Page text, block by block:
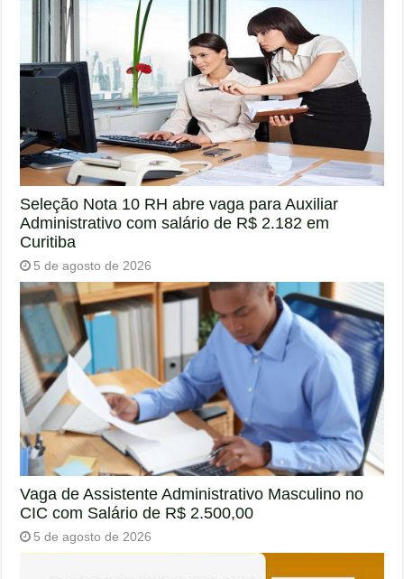
Seleção Nota 10 RH abre vaga para Auxiliar
Administrativo com salário de R$ 2.182 em
Curitiba
5 de agosto de 2026
Vaga de Assistente Administrativo Masculino no
CIC com Salário de R$ 2.500,00
5 de agosto de 2026